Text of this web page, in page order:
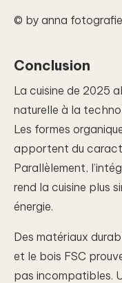
© by anna fotografie
Conclusion
La cuisine de 2025
naturelle à la
Les formes
apportent du
Parallèlement,
rend la cuisine plus
énergie.
Des matériaux
et le bois FSC
pas incompatibles.